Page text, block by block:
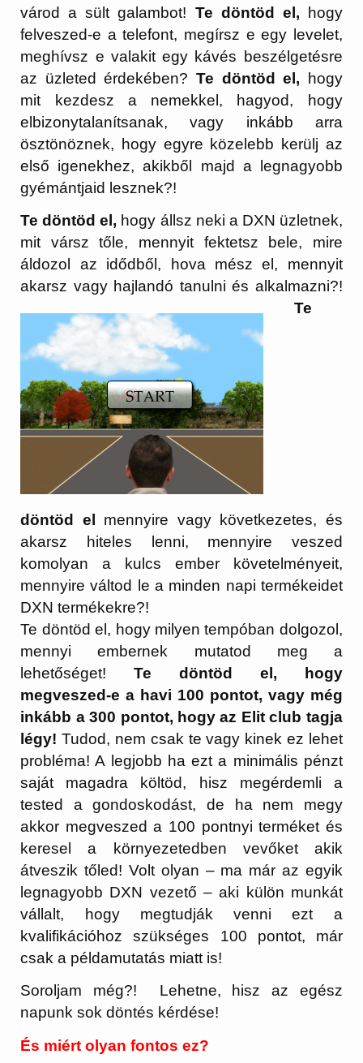
várod a sült galambot! Te döntöd el, hogy
felveszed-e a telefont, megírsz e egy levelet,
meghívsz e valakit egy kávés beszélgetésre
az üzleted érdekében? Te döntöd el, hogy
mit kezdesz a nemekkel, hagyod, hogy
elbizonytalanítsanak, vagy inkább arra
ösztönöznek, hogy egyre közelebb kerülj az
első igenekhez, akikből majd a legnagyobb
gyémántjaid lesznek?!
Te döntöd el, hogy állsz neki a DXN üzletnek,
mit vársz tőle, mennyit fektetsz bele, mire
áldozol az idődből, hova mész el, mennyit
akarsz vagy hajlandó tanulni és alkalmazni?!
Te
döntöd el mennyire vagy következetes, és
akarsz hiteles lenni, mennyire veszed
komolyan a kulcs ember követelményeit,
mennyire váltod le a minden napi termékeidet
DXN termékekre?!
Te döntöd el, hogy milyen tempóban dolgozol,
mennyi embernek mutatod meg a
lehetőséget!Te döntöd el, hogy
megveszed-e a havi 100 pontot, vagy még
inkább a 300 pontot, hogy az Elit club tagja
légy! Tudod, nem csak te vagy kinek ez lehet
probléma! A legjobb ha ezt a minimális pénzt
saját magadra költöd, hisz megérdemli a
tested a gondoskodást, de ha nem megy
akkor megveszed a 100 pontnyi terméket és
keresel a környezetedben vevőket akik
átveszik tőled! Volt olyan – ma már az egyik
legnagyobb DXN vezető – aki külön munkát
vállalt, hogy megtudják venni ezt a
kvalifikációhoz szükséges 100 pontot, már
csak a példamutatás miatt is!
Soroljam még?! Lehetne, hisz az egész
napunk sok döntés kérdése!
És miért olyan fontos ez?